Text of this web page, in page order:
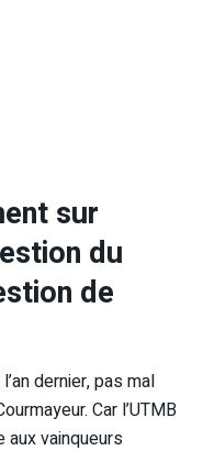
sur
du
de
dernier, pas mal
Car l’UTMB
aux vainqueurs